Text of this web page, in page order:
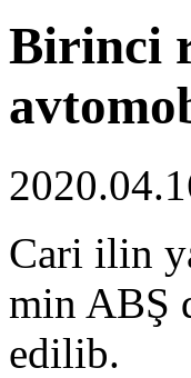
Birinci
Cari ilin
min ABŞ
edilib.